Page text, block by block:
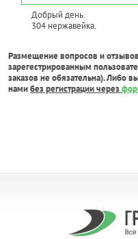
Добрый день.
304 нержавейка.
Размещение вопросов и
зарегестрированным
заказов не обязательна). Либо
намибез регистрации через